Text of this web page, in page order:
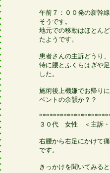
午前７：００発の新幹
そうです。
地元での移動はほとん
たようです。
患者さんの主訴どうり
特に腰とふくらはぎや
した。
施術後上機嫌でお帰り
ベントの余韻か？？
３０代 女性 ＜主訴・
右腰から右足にかけて
です。
きっかけを聞いてみる